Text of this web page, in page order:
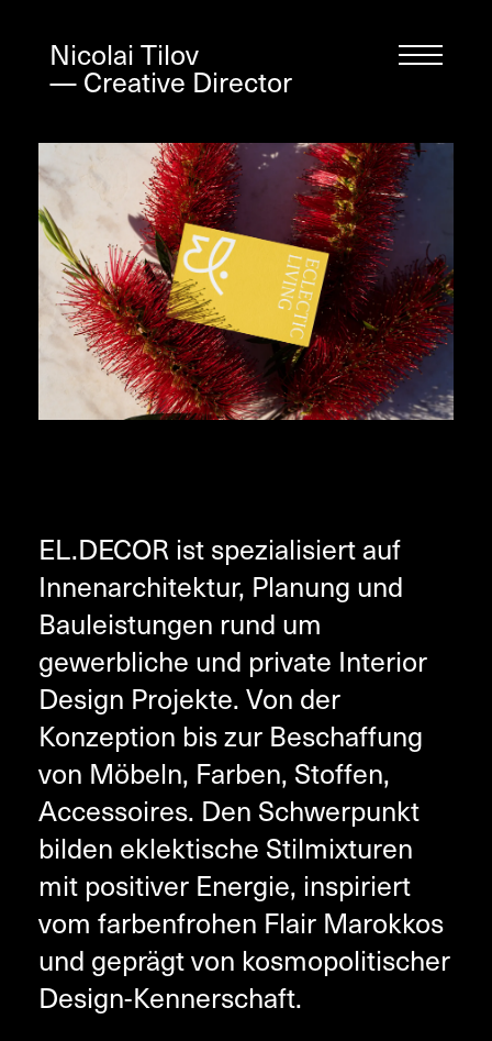
Nicolai Tilov
EL.DECOR ist spezialisiert auf
Innenarchitektur, Planung und
Bauleistungen rund um
gewerbliche und private Interior
Design Projekte. Von der
Konzeption bis zur Beschaffung
von Möbeln, Farben, Stoffen,
Accessoires. Den Schwerpunkt
bilden eklektische Stilmixturen
mit positiver Energie, inspiriert
vom farbenfrohen Flair Marokkos
und geprägt von kosmopolitischer
Design-Kennerschaft.